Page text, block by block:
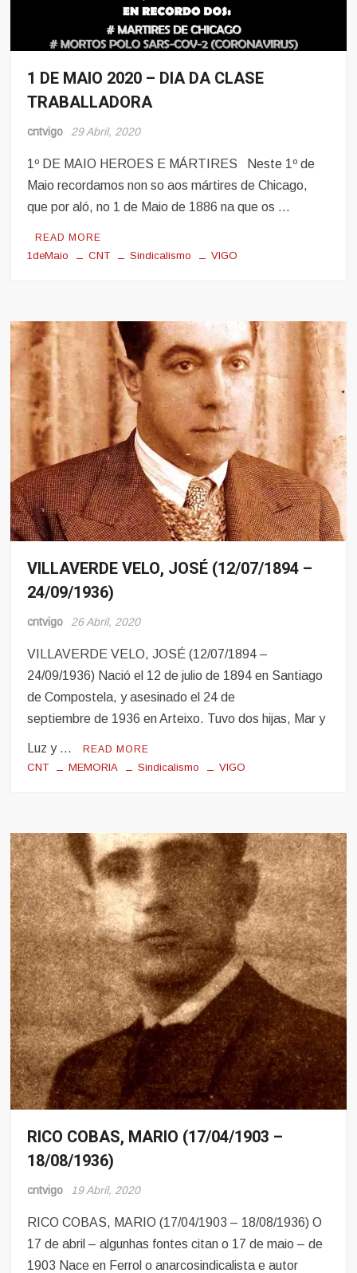
Noticias
Sindicalismo
1 DE MAIO 2020 – DIA DA CLASE
TRABALLADORA
cntvigo 29 Abril, 2020
1º DE MAIO HEROES E MÁRTIRES Neste 1º de
Maio recordamos non so aos mártires de Chicago,
que por aló, no 1 de Maio de 1886 na que os …
READ MORE
1deMaio CNT Sindicalismo VIGO
m
e
n
t
on
DE
MAIO
2020
–
DIA
DA
TRABALLADORA
Memoria
VILLAVERDE VELO, JOSÉ (12/07/1894 –
24/09/1936)
cntvigo 26 Abril, 2020
VILLAVERDE VELO, JOSÉ (12/07/1894 –
24/09/1936) Nació el 12 de julio de 1894 en Santiago
de Compostela, y asesinado el 24 de
septiembre de 1936 en Arteixo. Tuvo dos hijas, Mar y
Luz y … READ MORE
CNT MEMORIA Sindicalismo VIGO
m
e
n
t
on
VILLAVERDE
VELO,
JOSÉ
(12/07/1894
–
24/09/1936)
Memoria
RICO COBAS, MARIO (17/04/1903 –
18/08/1936)
cntvigo 19 Abril, 2020
RICO COBAS, MARIO (17/04/1903 – 18/08/1936) O
17 de abril – algunhas fontes citan o 17 de maio – de
1903 Nace en Ferrol o anarcosindicalista e autor